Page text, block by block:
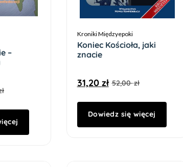
–
Kroniki Międzyepoki
Koniec Kościoła, jaki
znacie
52,00zł
31,20 zł
Dowiedz się więcej